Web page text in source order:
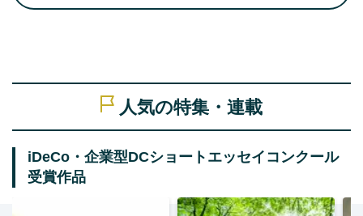
人気の特集・連載
iDeCo・企業型DCショートエッセイコンクール
受賞作品